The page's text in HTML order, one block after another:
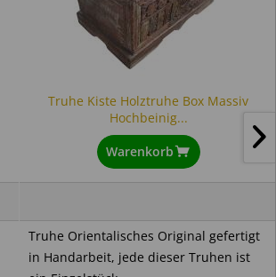
Truhe Kiste Holztruhe Box Massiv
Hochbeinig...
Warenkorb
Truhe Orientalisches Original gefertigt
in Handarbeit, jede dieser Truhen ist